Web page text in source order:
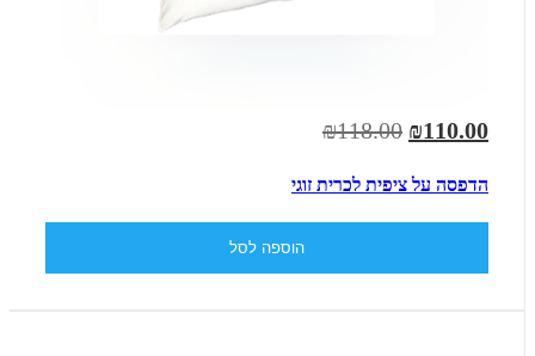
₪110.00
₪118.00
הדפסה על ציפית לכרית זוגי
הוספה לסל